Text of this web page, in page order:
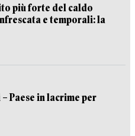
più forte del caldo
e temporali: la
Paese in lacrime per